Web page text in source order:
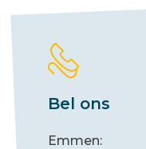
Bel ons
Emmen: